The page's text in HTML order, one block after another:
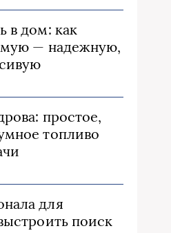
в дом: как
— надежную,
простое,
топливо
для
поиск